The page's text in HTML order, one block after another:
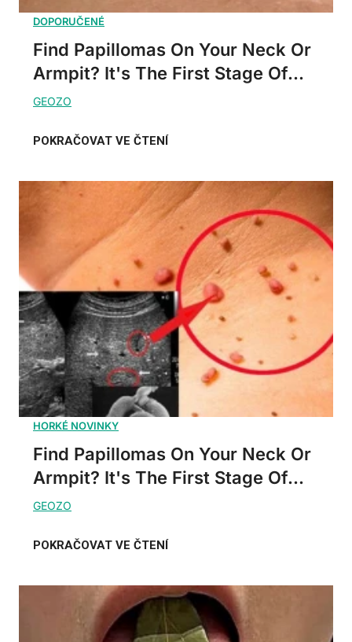
Find Papillomas On Your Neck Or
Armpit? It's The First Stage Of...
Find Papillomas On Your Neck Or
Armpit? It's The First Stage Of...